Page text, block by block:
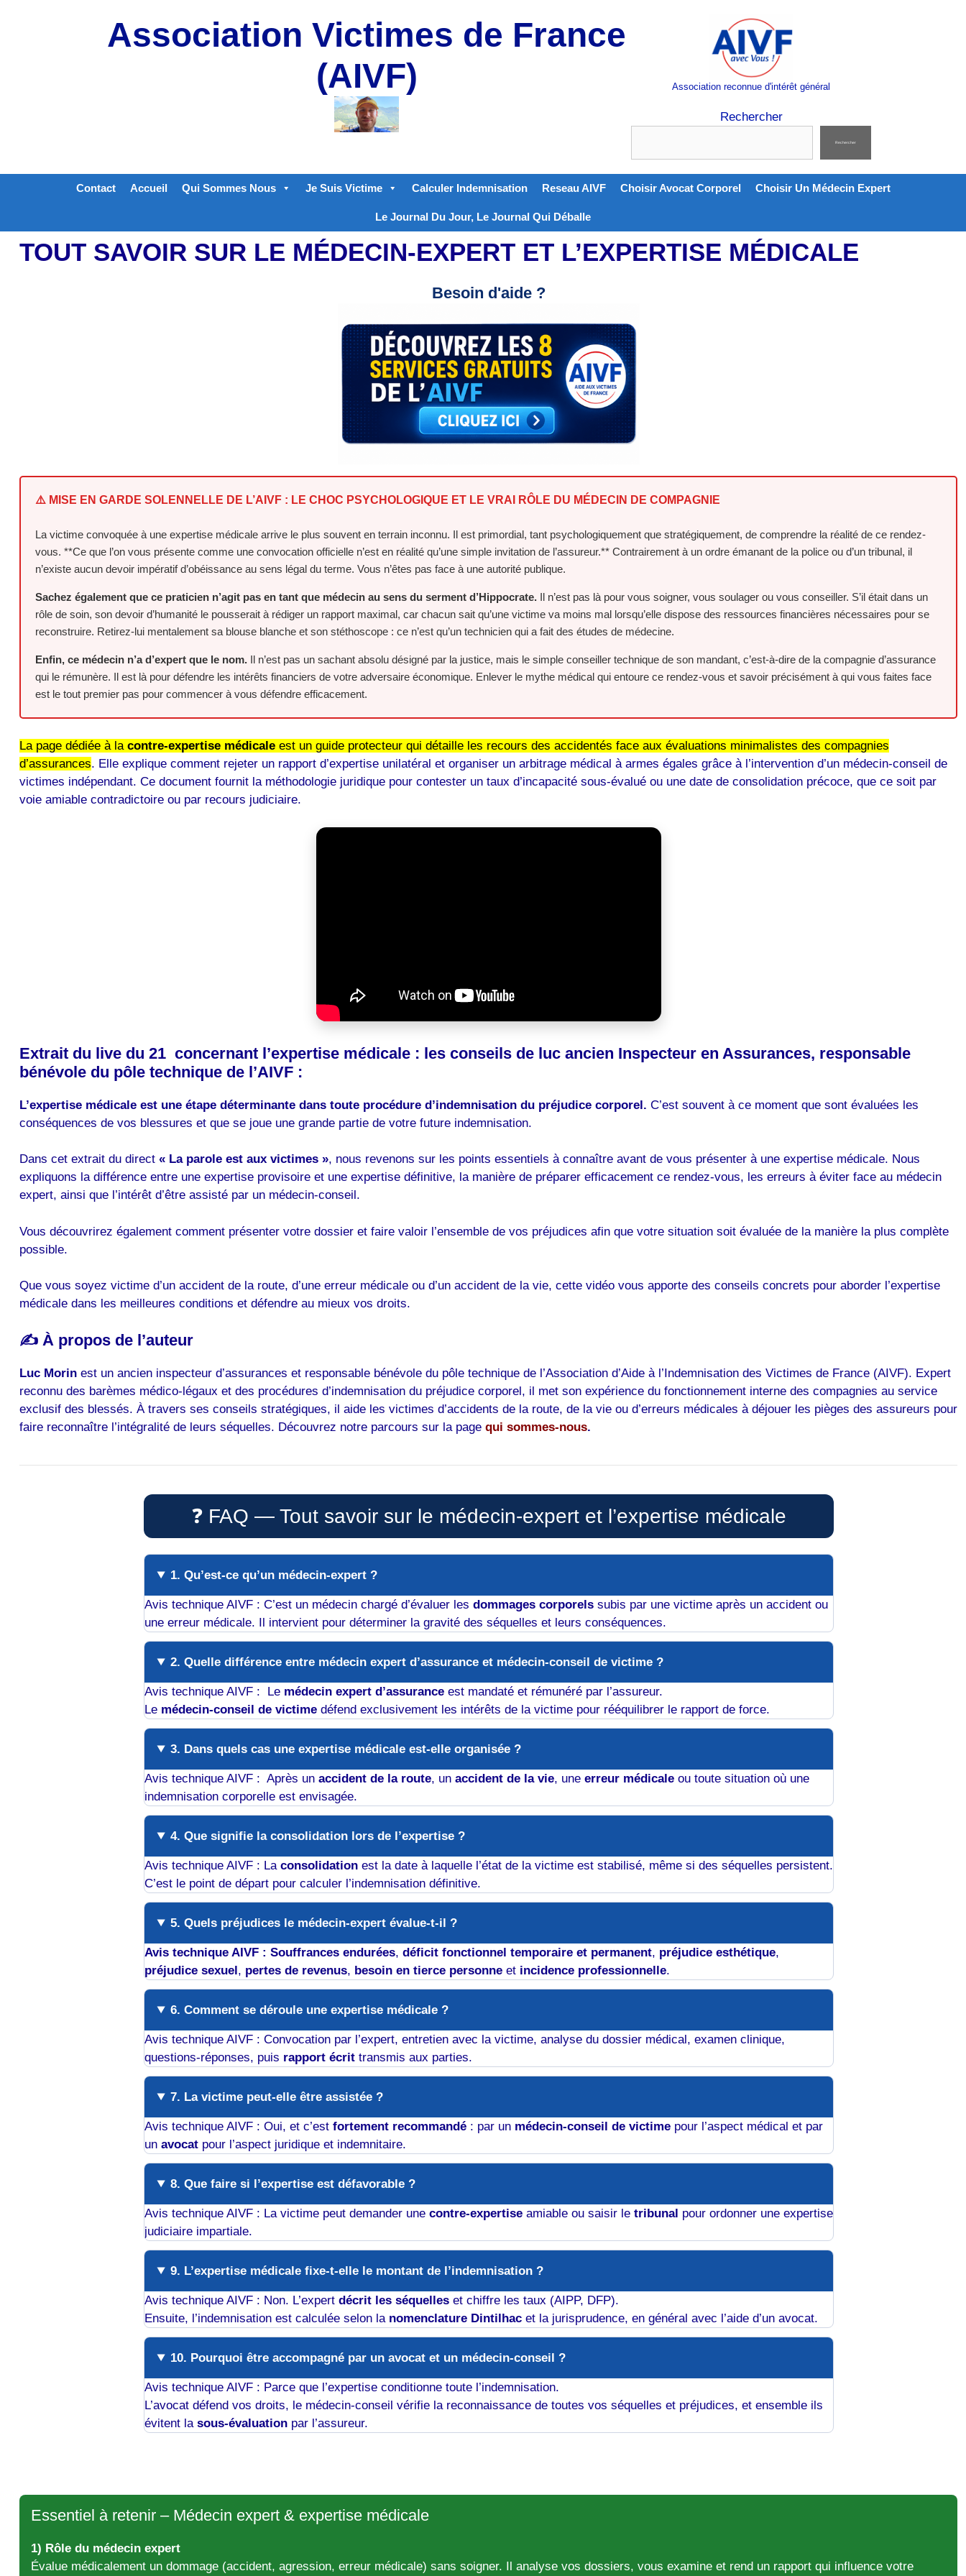
Association reconnue d'intérêt général
Rechercher
Rechercher
Association Victimes de France
(AIVF)
Contact Accueil Qui Sommes Nous Je Suis Victime Calculer Indemnisation Reseau AIVF Choisir Avocat Corporel Choisir Un Médecin Expert
Le Journal Du Jour, Le Journal Qui Déballe
TOUT SAVOIR SUR LE MÉDECIN-EXPERT ET L’EXPERTISE MÉDICALE
Besoin d'aide ?
⚠️ MISE EN GARDE SOLENNELLE DE L’AIVF : LE CHOC PSYCHOLOGIQUE ET LE VRAI RÔLE DU MÉDECIN DE COMPAGNIE
La victime convoquée à une expertise médicale arrive le plus souvent en terrain inconnu. Il est primordial, tant psychologiquement que stratégiquement, de comprendre la réalité de ce rendez-
vous. **Ce que l’on vous présente comme une convocation officielle n’est en réalité qu’une simple invitation de l’assureur.** Contrairement à un ordre émanant de la police ou d’un tribunal, il
n’existe aucun devoir impératif d’obéissance au sens légal du terme. Vous n’êtes pas face à une autorité publique.
Sachez également que ce praticien n’agit pas en tant que médecin au sens du serment d’Hippocrate. Il n’est pas là pour vous soigner, vous soulager ou vous conseiller. S’il était dans un
rôle de soin, son devoir d’humanité le pousserait à rédiger un rapport maximal, car chacun sait qu’une victime va moins mal lorsqu’elle dispose des ressources financières nécessaires pour se
reconstruire. Retirez-lui mentalement sa blouse blanche et son stéthoscope : ce n’est qu’un technicien qui a fait des études de médecine.
Enfin, ce médecin n’a d’expert que le nom. Il n’est pas un sachant absolu désigné par la justice, mais le simple conseiller technique de son mandant, c’est-à-dire de la compagnie d’assurance
qui le rémunère. Il est là pour défendre les intérêts financiers de votre adversaire économique. Enlever le mythe médical qui entoure ce rendez-vous et savoir précisément à qui vous faites face
est le tout premier pas pour commencer à vous défendre efficacement.
La page dédiée à la contre-expertise médicale est un guide protecteur qui détaille les recours des accidentés face aux évaluations minimalistes des compagnies
d’assurances. Elle explique comment rejeter un rapport d’expertise unilatéral et organiser un arbitrage médical à armes égales grâce à l’intervention d’un médecin-conseil de
victimes indépendant. Ce document fournit la méthodologie juridique pour contester un taux d’incapacité sous-évalué ou une date de consolidation précoce, que ce soit par
voie amiable contradictoire ou par recours judiciaire.
Extrait du live du 21 concernant l’expertise médicale : les conseils de luc ancien Inspecteur en Assurances, responsable
bénévole du pôle technique de l’AIVF :
L’expertise médicale est une étape déterminante dans toute procédure d’indemnisation du préjudice corporel. C’est souvent à ce moment que sont évaluées les
conséquences de vos blessures et que se joue une grande partie de votre future indemnisation.
Dans cet extrait du direct « La parole est aux victimes », nous revenons sur les points essentiels à connaître avant de vous présenter à une expertise médicale. Nous
expliquons la différence entre une expertise provisoire et une expertise définitive, la manière de préparer efficacement ce rendez-vous, les erreurs à éviter face au médecin
expert, ainsi que l’intérêt d’être assisté par un médecin-conseil.
Vous découvrirez également comment présenter votre dossier et faire valoir l’ensemble de vos préjudices afin que votre situation soit évaluée de la manière la plus complète
possible.
Que vous soyez victime d’un accident de la route, d’une erreur médicale ou d’un accident de la vie, cette vidéo vous apporte des conseils concrets pour aborder l’expertise
médicale dans les meilleures conditions et défendre au mieux vos droits.
✍️ À propos de l’auteur
Luc Morin est un ancien inspecteur d’assurances et responsable bénévole du pôle technique de l’Association d’Aide à l’Indemnisation des Victimes de France (AIVF). Expert
reconnu des barèmes médico-légaux et des procédures d’indemnisation du préjudice corporel, il met son expérience du fonctionnement interne des compagnies au service
exclusif des blessés. À travers ses conseils stratégiques, il aide les victimes d’accidents de la route, de la vie ou d’erreurs médicales à déjouer les pièges des assureurs pour
faire reconnaître l’intégralité de leurs séquelles. Découvrez notre parcours sur la page qui sommes-nous.
❓ FAQ — Tout savoir sur le médecin-expert et l’expertise médicale
1. Qu’est-ce qu’un médecin-expert ?
Avis technique AIVF : C’est un médecin chargé d’évaluer les dommages corporelssubis par une victime après un accident ou
une erreur médicale. Il intervient pour déterminer la gravité des séquelles et leurs conséquences.
2. Quelle différence entre médecin expert d’assurance et médecin-conseil de victime ?
Avis technique AIVF : Le médecin expert d’assuranceest mandaté et rémunéré par l’assureur.
Le médecin-conseil de victimedéfend exclusivement les intérêts de la victime pour rééquilibrer le rapport de force.
3. Dans quels cas une expertise médicale est-elle organisée ?
Avis technique AIVF : Après un accident de la route, un accident de la vie, une erreur médicaleou toute situation où une
indemnisation corporelle est envisagée.
4. Que signifie la consolidation lors de l’expertise ?
Avis technique AIVF : La consolidationest la date à laquelle l’état de la victime est stabilisé, même si des séquelles persistent.
C’est le point de départ pour calculer l’indemnisation définitive.
5. Quels préjudices le médecin-expert évalue-t-il ?
Avis technique AIVF : Souffrances endurées, déficit fonctionnel temporaire et permanent, préjudice esthétique,
préjudice sexuel, pertes de revenus, besoin en tierce personneet incidence professionnelle.
6. Comment se déroule une expertise médicale ?
Avis technique AIVF : Convocation par l’expert, entretien avec la victime, analyse du dossier médical, examen clinique,
questions-réponses, puis rapport écrittransmis aux parties.
7. La victime peut-elle être assistée ?
Avis technique AIVF : Oui, et c’est fortement recommandé: par un médecin-conseil de victimepour l’aspect médical et par
un avocatpour l’aspect juridique et indemnitaire.
8. Que faire si l’expertise est défavorable ?
Avis technique AIVF : La victime peut demander une contre-expertiseamiable ou saisir le tribunal pour ordonner une expertise
judiciaire impartiale.
9. L’expertise médicale fixe-t-elle le montant de l’indemnisation ?
Avis technique AIVF : Non. L’expert décrit les séquelleset chiffre les taux (AIPP, DFP).
Ensuite, l’indemnisation est calculée selon la nomenclature Dintilhacet la jurisprudence, en général avec l’aide d’un avocat.
10. Pourquoi être accompagné par un avocat et un médecin-conseil ?
Avis technique AIVF : Parce que l’expertise conditionne toute l’indemnisation.
L’avocat défend vos droits, le médecin-conseil vérifie la reconnaissance de toutes vos séquelles et préjudices, et ensemble ils
évitent la sous-évaluationpar l’assureur.
Essentiel à retenir – Médecin expert & expertise médicale
1) Rôle du médecin expert
Évalue médicalement un dommage (accident, agression, erreur médicale) sans soigner. Il analyse vos dossiers, vous examine et rend un rapport qui influence votre